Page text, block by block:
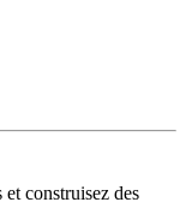
et construisez des